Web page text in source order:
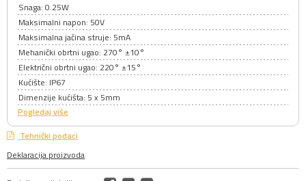
Snaga: 0.25W
Maksimalni napon: 50V
Maksimalna jačina struje: 5mA
Mehanički obrtni ugao: 270° ±10°
Električni obrtni ugao: 220° ±15°
Kućište: IP67
Dimenzije kućišta: 5 x 5mm
Pogledaj više
Tehnički podaci
Deklaracija proizvoda